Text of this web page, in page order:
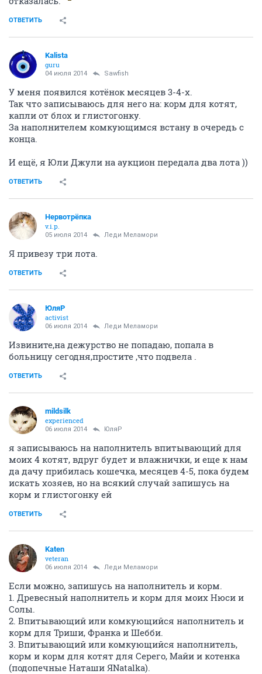
ОТВЕТИТЬ
Kalista
guru
04 июля 2014 Sawfish
У меня появился котёнок месяцев 3-4-х.
Так что записываюсь для него на: корм для котят,
капли от блох и глистогонку.
За наполнителем комкующимся встану в очередь с
конца.
И ещё, я Юли Джули на аукцион передала два лота ))
ОТВЕТИТЬ
Нервотрёпка
v.i.p.
05 июля 2014 Леди Меламори
Я привезу три лота.
ОТВЕТИТЬ
ЮляР
activist
06 июля 2014 Леди Меламори
Извините,на дежурство не попадаю, попала в
больницу сегодня,простите ,что подвела .
ОТВЕТИТЬ
mildsilk
experienced
06 июля 2014 ЮляР
я записываюсь на наполнитель впитывающий для
моих 4 котят, вдруг будет и влажнички, и еще к нам
да дачу прибилась кошечка, месяцев 4-5, пока будем
искать хозяев, но на всякий случай запишусь на
корм и глистогонку ей
ОТВЕТИТЬ
Katen
veteran
06 июля 2014 Леди Меламори
Если можно, запишусь на наполнитель и корм.
1. Древесный наполнитель и корм для моих Нюси и
Солы.
2. Впитывающий или комкующийся наполнитель и
корм для Триши, Франка и Шебби.
3. Впитывающий или комкующийся наполнитель,
корм и корм для котят для Серего, Майи и котенка
(подопечные Наташи ЯNatalka).